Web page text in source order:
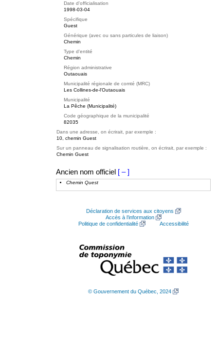
Date d'officialisation
1998-03-04
Spécifique
Guest
Générique (avec ou sans particules de liaison)
Chemin
Type d'entité
Chemin
Région administrative
Outaouais
Municipalité régionale de comté (MRC)
Les Collines-de-l'Outaouais
Municipalité
La Pêche (Municipalité)
Code géographique de la municipalité
82035
Dans une adresse, on écrirait, par exemple :
10, chemin Guest
Sur un panneau de signalisation routière, on écrirait, par exemple :
Chemin Guest
Ancien nom officiel [ – ]
Chemin Quest
Déclaration de services aux citoyens
Accès à l’information
Politique de confidentialité
Accessibilité
© Gouvernement du Québec, 2024